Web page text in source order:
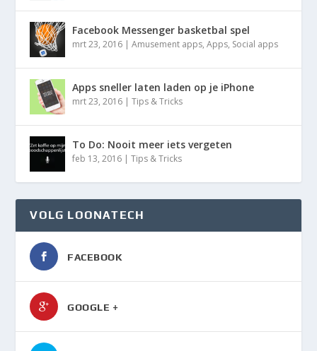
Facebook Messenger basketbal spel
mrt 23, 2016 |Amusement apps,Apps, Social apps
Apps sneller laten laden op je iPhone
mrt 23, 2016 |Tips & Tricks
To Do: Nooit meer iets vergeten
feb 13, 2016 |Tips & Tricks
VOLG LOONATECH
FACEBOOK
GOOGLE +